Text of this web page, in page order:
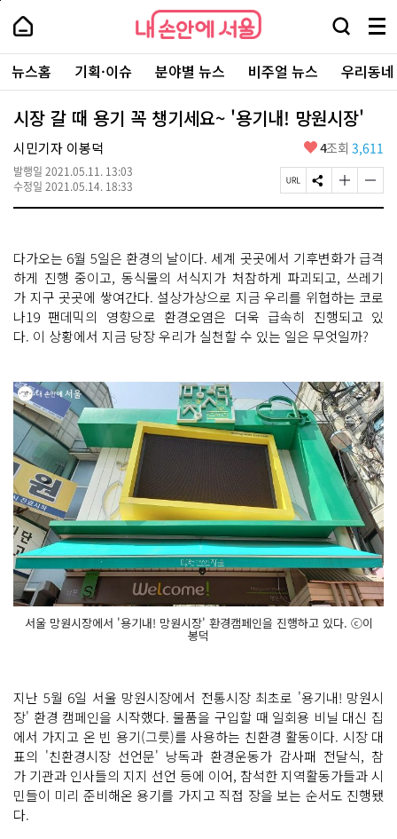
본
로
가
내
손
안
에
서
울
-
서
울
시
대
표
소
털
내
손
에
울
검
창
열
기
메
뉴
전
체
보
주
요
서
뉴스홈 기획·이슈 분야별 뉴스 비주얼 뉴스 우리동
시장 갈 때 용기 꼭 챙기세요~ '용기내! 망원시장'
시민기자 이봉덕
발행일 2021.05.11. 13:03
수정일 2021.05.14. 18:33
좋
요
4조회 3,611
페
이
L
복
사
S
N
유
하
기
글
자
크
게
변
경
하
기
글
자
작
게
변
경
하
기
다가오는 6월 5일은 환경의 날이다. 세계 곳곳에서 기후변화가 급격
하게 진행 중이고, 동식물의 서식지가 처참하게 파괴되고, 쓰레기
가 지구 곳곳에 쌓여간다. 설상가상으로 지금 우리를 위협하는 코로
나19 팬데믹의 영향으로 환경오염은 더욱 급속히 진행되고 있
다. 이 상황에서 지금 당장 우리가 실천할 수 있는 일은 무엇일까?
서울 망원시장에서 '용기내! 망원시장' 환경캠페인을 진행하고 있다. ⓒ이
봉덕
지난 5월 6일 서울 망원시장에서 전통시장 최초로 '용기내! 망원시
장' 환경 캠페인을 시작했다. 물품을 구입할 때 일회용 비닐 대신 집
에서 가지고 온 빈 용기(그릇)를 사용하는 친환경 활동이다. 시장 대
표의 '친환경시장 선언문' 낭독과 환경운동가 감사패 전달식, 참
가 기관과 인사들의 지지 선언 등에 이어, 참석한 지역활동가들과 시
민들이 미리 준비해온 용기를 가지고 직접 장을 보는 순서도 진행됐
다.
페
상
단
로